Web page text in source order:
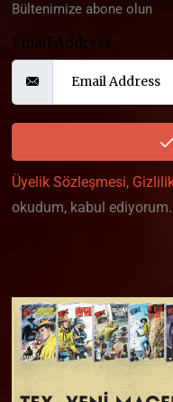
Bültenimize abone olun
Email Address
Üyelik Sözleşmesi,
okudum, kabul ediyorum.